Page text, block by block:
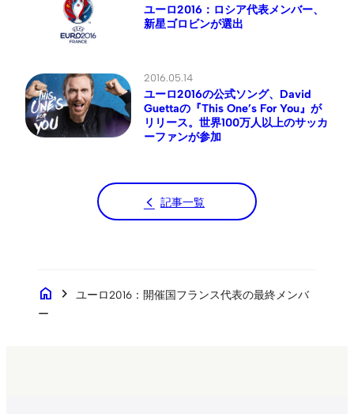
ユーロ2016：ロシア代表メンバー、
新星ゴロビンが選出
2016.05.14
ユーロ2016の公式ソング、David
Guettaの『This One’s For You』が
リリース。世界100万人以上のサッカ
ーファンが参加
記事一覧
home chevron_right
ユーロ2016：開催国フランス代表の最終メンバ
ー